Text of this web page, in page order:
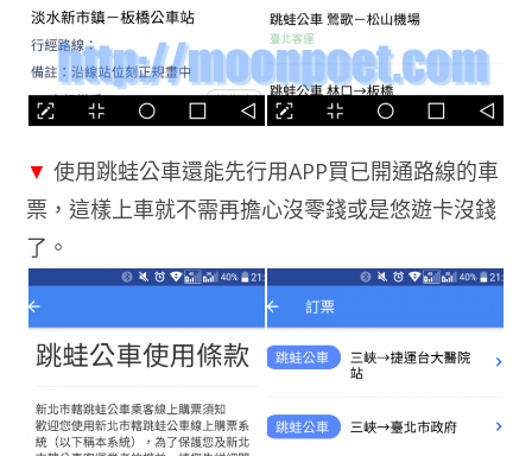
▼ 使用跳蛙公車還能先行用APP買已開通路線的車
票，這樣上車就不需再擔心沒零錢或是悠遊卡沒錢
了。